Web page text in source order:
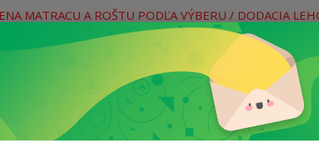
MATRACU A ROŠTU PODĽA VÝBERU / DODACIA
Hľadať
Neviete si rady? Zavolajte.
Doplnky Postele